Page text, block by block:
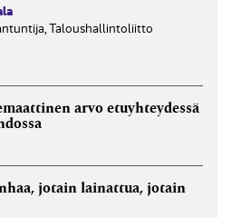
Taloushallintoliitto
arvo etuyhteydessä
jotain lainattua, jotain